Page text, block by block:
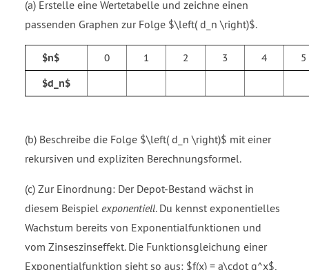
(a) Erstelle eine Wertetabelle und zeichne einen
passenden Graphen zur Folge $\left( d_n \right)$.
$n$ 0 1 2 3 4 5
$d_n$
(b) Beschreibe die Folge $\left( d_n \right)$ mit einer
rekursiven und expliziten Berechnungsformel.
(c) Zur Einordnung: Der Depot-Bestand wächst in
diesem Beispiel exponentiell. Du kennst exponentielles
Wachstum bereits von Exponentialfunktionen und
vom Zinseszinseffekt. Die Funktionsgleichung einer
Exponentialfunktion sieht so aus: $f(x) = a\cdot q^x$,